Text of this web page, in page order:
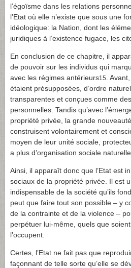
l’égoïsme dans les relations
l’Etat où elle n’existe que sous une
idéologique: la Nation, dont les
juridiques à l’existence fugace, les
En conclusion de ce chapitre, il
de pouvoir sur les individus qui
avec les régimes antérieurs15
.
étaient présupposées, d’ordre
transparentes et conçues comme
personnelles. Tandis qu’avec
propriété privée, la grande
construisent volontairement et
moyen de leur unité sociale,
a plus d’organisation sociale
Ainsi, il apparaît donc que l’Etat est
sociaux de la propriété privée. Il est
indispensable de la société qu’ils
peut que faire tout son possible – y
de la contrainte et de la violence –
perpétuer lui-même, quels que
l’occupent.
Certes, l’Etat ne fait pas que
façonnant de telle sorte qu’elle se